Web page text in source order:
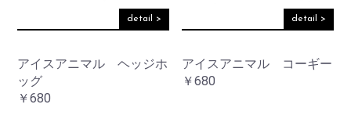
detail >
アイスアニマル ヘッジホ
ッグ
￥680
detail >
アイスアニマル コーギー
￥680